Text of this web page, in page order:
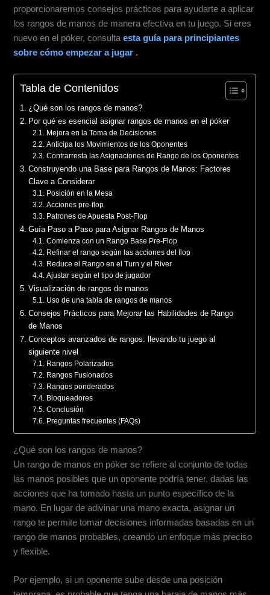
proporcionaremos consejos prácticos para ayudarte a aplicar
los rangos de manos de manera efectiva en tu juego. Si eres
nuevo en el póker, consultaesta guía para principiantes
sobre cómo empezar a jugar .
Tabla de Contenidos
¿Qué son los rangos de manos?
Por qué es esencial asignar rangos de manos en el póker
Mejora en la Toma de Decisiones
Anticipa los Movimientos de los Oponentes
Contrarresta las Asignaciones de Rango de los Oponentes
Construyendo una Base para Rangos de Manos: Factores
Clave a Considerar
Posición en la Mesa
Acciones pre-flop
Patrones de Apuesta Post-Flop
Guía Paso a Paso para Asignar Rangos de Manos
Comienza con un Rango Base Pre-Flop
Refinar el rango según las acciones del flop
Reduce el Rango en el Turn y el River
Ajustar según el tipo de jugador
Visualización de rangos de manos
Uso de una tabla de rangos de manos
Consejos Prácticos para Mejorar las Habilidades de Rango
de Manos
Conceptos avanzados de rangos: llevando tu juego al
siguiente nivel
Rangos Polarizados
Rangos Fusionados
Rangos ponderados
Bloqueadores
Conclusión
Preguntas frecuentes (FAQs)
¿Qué son los rangos de manos?
Un rango de manos en póker se refiere al conjunto de todas
las manos posibles que un oponente podría tener, dadas las
acciones que ha tomado hasta un punto específico de la
mano. En lugar de adivinar una mano exacta, asignar un
rango te permite tomar decisiones informadas basadas en un
rango de manos probables, creando un enfoque más preciso
y flexible.
Por ejemplo, si un oponente sube desde una posición